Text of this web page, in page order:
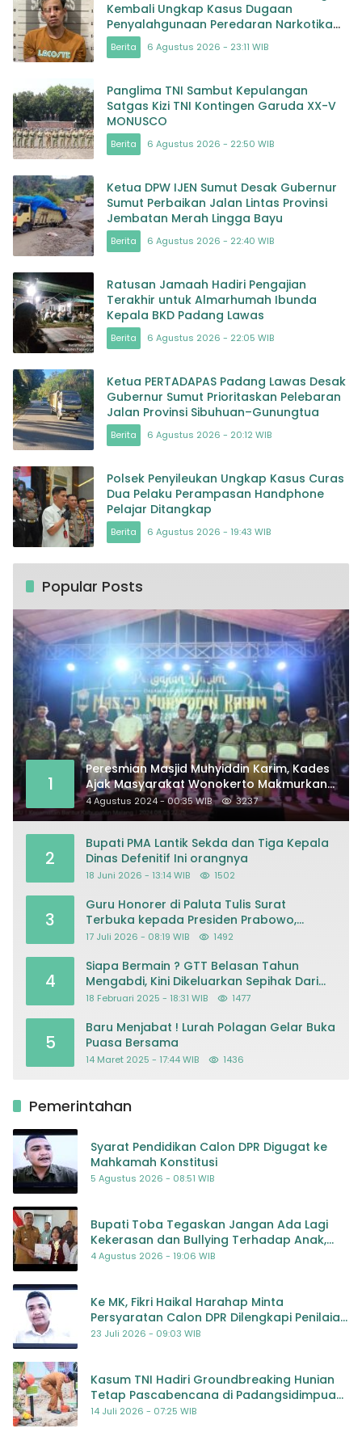
Kembali Ungkap Kasus Dugaan
Penyalahgunaan Peredaran Narkotika
Jenis Sabu
Berita 6 Agustus 2026 - 23:11 WIB
Panglima TNI Sambut Kepulangan
Satgas Kizi TNI Kontingen Garuda XX-V
MONUSCO
Berita 6 Agustus 2026 - 22:50 WIB
Ketua DPW IJEN Sumut Desak Gubernur
Sumut Perbaikan Jalan Lintas Provinsi
Jembatan Merah Lingga Bayu
Berita 6 Agustus 2026 - 22:40 WIB
Ratusan Jamaah Hadiri Pengajian
Terakhir untuk Almarhumah Ibunda
Kepala BKD Padang Lawas
Berita 6 Agustus 2026 - 22:05 WIB
Ketua PERTADAPAS Padang Lawas Desak
Gubernur Sumut Prioritaskan Pelebaran
Jalan Provinsi Sibuhuan–Gunungtua
Berita 6 Agustus 2026 - 20:12 WIB
Polsek Penyileukan Ungkap Kasus Curas
Dua Pelaku Perampasan Handphone
Pelajar Ditangkap
Berita 6 Agustus 2026 - 19:43 WIB
Popular Posts
1
Peresmian Masjid Muhyiddin Karim, Kades
Ajak Masyarakat Wonokerto Makmurkan
Masjid
4 Agustus 2024 - 00:35 WIB 3237
2
Bupati PMA Lantik Sekda dan Tiga Kepala
Dinas Defenitif Ini orangnya
18 Juni 2026 - 13:14 WIB 1502
3
Guru Honorer di Paluta Tulis Surat
Terbuka kepada Presiden Prabowo,
Mohon Keadilan atas Dugaan
17 Juli 2026 - 08:19 WIB 1492
4
Siapa Bermain ? GTT Belasan Tahun
Mengabdi, Kini Dikeluarkan Sepihak Dari
Dapodik
18 Februari 2025 - 18:31 WIB 1477
5
Baru Menjabat ! Lurah Polagan Gelar Buka
Puasa Bersama
14 Maret 2025 - 17:44 WIB 1436
Pemerintahan
Syarat Pendidikan Calon DPR Digugat ke
Mahkamah Konstitusi
5 Agustus 2026 - 08:51 WIB
Bupati Toba Tegaskan Jangan Ada Lagi
Kekerasan dan Bullying Terhadap Anak,
Dorong Kolaborasi Seluruh Pihak
4 Agustus 2026 - 19:06 WIB
Ke MK, Fikri Haikal Harahap Minta
Persyaratan Calon DPR Dilengkapi Penilaian
Kompetensi
23 Juli 2026 - 09:03 WIB
Kasum TNI Hadiri Groundbreaking Hunian
Tetap Pascabencana di Padangsidimpuan,
Harapan Baru bagi Penyintas
14 Juli 2026 - 07:25 WIB